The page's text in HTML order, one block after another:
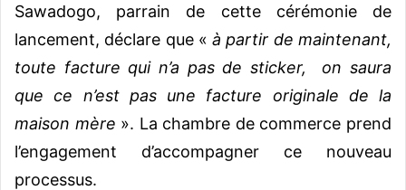
Sawadogo, parrain de cette cérémonie de
lancement, déclare que «à partir de maintenant,
toute facture qui n’a pas de sticker, on saura
que ce n’est pas une facture originale de la
maison mère ». La chambre de commerce prend
l’engagement d’accompagner ce nouveau
processus.